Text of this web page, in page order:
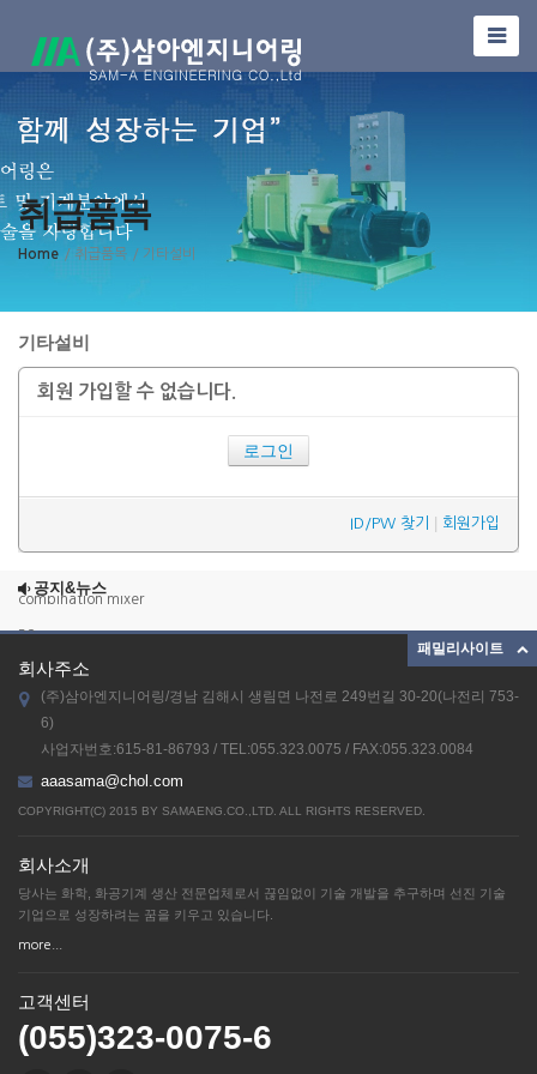
취급품목
Home / 취급품목 / 기타설비
기타설비
회원 가입할 수 없습니다.
로그인
ID/PW 찾기 회원가입
공지&뉴스
combination mixer
39
38
37
combination mixer
39
패밀리사이트
회사주소
(주)삼아엔지니어링/경남 김해시 생림면 나전로 249번길 30-20(나전리 753-
6)
사업자번호:615-81-86793 / TEL:055.323.0075 / FAX:055.323.0084
aaasama@chol.com
COPYRIGHT(C) 2015 BY SAMAENG.CO.,LTD. ALL RIGHTS RESERVED.
회사소개
당사는 화학, 화공기계 생산 전문업체로서 끊임없이 기술 개발을 추구하며 선진 기술
기업으로 성장하려는 꿈을 키우고 있습니다.
more...
고객센터
(055)323-0075-6